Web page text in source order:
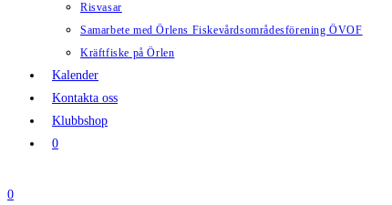
Risvasar
Samarbete med Örlens Fiskevårdsområdesförening ÖVOF
Kräftfiske på Örlen
Kalender
Kontakta oss
Klubbshop
0
0